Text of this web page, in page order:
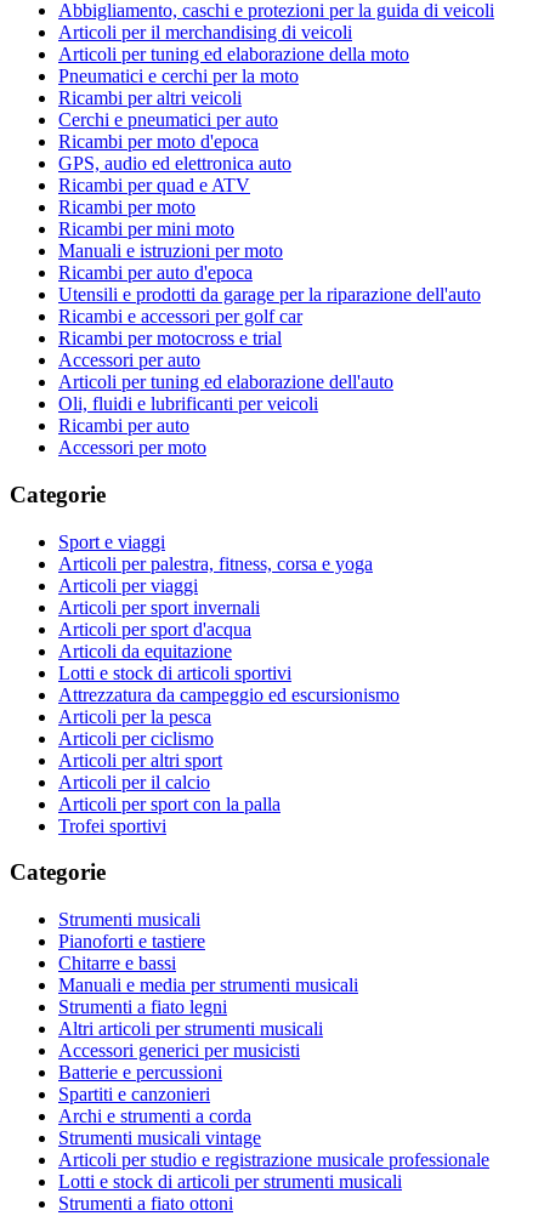
Abbigliamento, caschi e protezioni per la guida di veicoli
Articoli per il merchandising di veicoli
Articoli per tuning ed elaborazione della moto
Pneumatici e cerchi per la moto
Ricambi per altri veicoli
Cerchi e pneumatici per auto
Ricambi per moto d'epoca
GPS, audio ed elettronica auto
Ricambi per quad e ATV
Ricambi per moto
Ricambi per mini moto
Manuali e istruzioni per moto
Ricambi per auto d'epoca
Utensili e prodotti da garage per la riparazione dell'auto
Ricambi e accessori per golf car
Ricambi per motocross e trial
Accessori per auto
Articoli per tuning ed elaborazione dell'auto
Oli, fluidi e lubrificanti per veicoli
Ricambi per auto
Accessori per moto
Categorie
Sport e viaggi
Articoli per palestra, fitness, corsa e yoga
Articoli per viaggi
Articoli per sport invernali
Articoli per sport d'acqua
Articoli da equitazione
Lotti e stock di articoli sportivi
Attrezzatura da campeggio ed escursionismo
Articoli per la pesca
Articoli per ciclismo
Articoli per altri sport
Articoli per il calcio
Articoli per sport con la palla
Trofei sportivi
Categorie
Strumenti musicali
Pianoforti e tastiere
Chitarre e bassi
Manuali e media per strumenti musicali
Strumenti a fiato legni
Altri articoli per strumenti musicali
Accessori generici per musicisti
Batterie e percussioni
Spartiti e canzonieri
Archi e strumenti a corda
Strumenti musicali vintage
Articoli per studio e registrazione musicale professionale
Lotti e stock di articoli per strumenti musicali
Strumenti a fiato ottoni